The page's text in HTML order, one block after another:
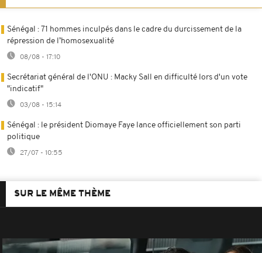
Sénégal : 71 hommes inculpés dans le cadre du durcissement de la
répression de l’homosexualité
08/08 - 17:10
Secrétariat général de l'ONU : Macky Sall en difficulté lors d'un vote
"indicatif"
03/08 - 15:14
Sénégal : le président Diomaye Faye lance officiellement son parti
politique
27/07 - 10:55
SUR LE MÊME THÈME